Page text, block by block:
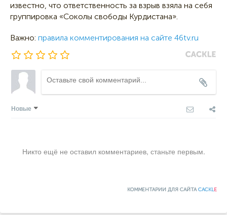
известно, что ответственность за взрыв взяла на себя
группировка «Соколы свободы Курдистана».
Важно: правила комментирования на сайте 46tv.ru
Новые
Никто ещё не оставил комментариев, станьте первым.
КОММЕНТАРИИ ДЛЯ САЙТАCACKLE